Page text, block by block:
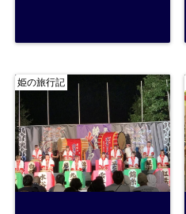
姫の旅行記